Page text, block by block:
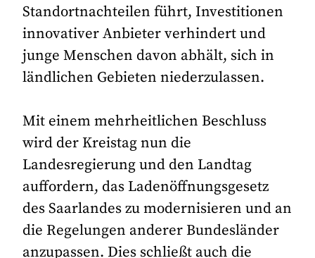
Standortnachteilen führt, Investitionen
innovativer Anbieter verhindert und
junge Menschen davon abhält, sich in
ländlichen Gebieten niederzulassen.
Mit einem mehrheitlichen Beschluss
wird der Kreistag nun die
Landesregierung und den Landtag
auffordern, das Ladenöffnungsgesetz
des Saarlandes zu modernisieren und an
die Regelungen anderer Bundesländer
anzupassen. Dies schließt auch die